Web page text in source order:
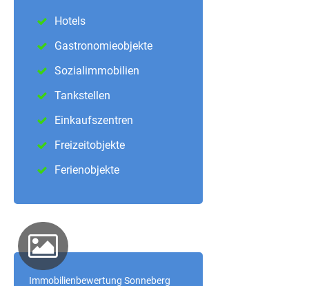
Hotels
Gastronomieobjekte
Sozialimmobilien
Tankstellen
Einkaufszentren
Freizeitobjekte
Ferienobjekte
Immobilienbewertung Sonneberg